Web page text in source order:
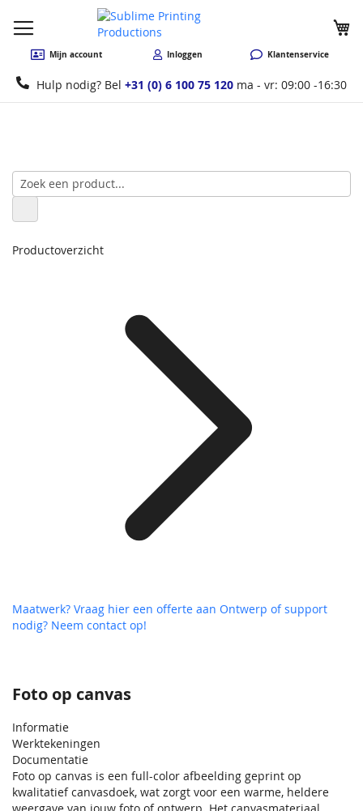
Mijn account Inloggen Klantenservice
Hulp nodig? Bel +31 (0) 6 100 75 120 ma - vr: 09:00 -16:30
Foto op canvas
Informatie
Werktekeningen
Documentatie
Foto op canvas is een full-color afbeelding geprint op
kwalitatief canvasdoek, wat zorgt voor een warme, heldere
weergave van jouw foto of ontwerp. Het canvasmateriaal
Productoverzicht
Maatwerk? Vraag hier een offerte aan Ontwerp of support
nodig? Neem contact op!